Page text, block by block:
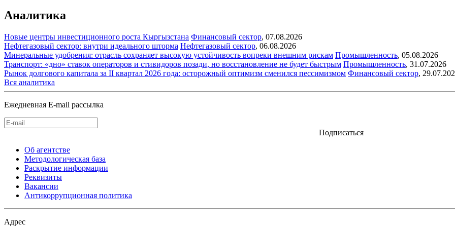
Аналитика
Новые центры инвестиционного роста Кыргызстана Финансовый сектор, 07.08.2026
Нефтегазовый сектор: внутри идеального шторма Нефтегазовый сектор, 06.08.2026
Минеральные удобрения: отрасль сохраняет высокую устойчивость вопреки внешним рискам Промышленность, 05.08.2026
Транспорт: «дно» ставок операторов и стивидоров позади, но восстановление не будет быстрым Промышленность, 31.07.2026
Рынок долгового капитала за II квартал 2026 года: осторожный оптимизм сменился пессимизмом Финансовый сектор,
Вся аналитика
Ежедневная E-mail рассылка
Подписаться
Об агентстве
Методологическая база
Раскрытие информации
Реквизиты
Вакансии
Антикоррупционная политика
Адрес